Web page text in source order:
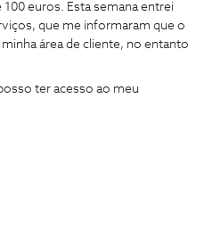
euros. Esta semana entrei
que me informaram que o
área de cliente, no entanto
ter acesso ao meu